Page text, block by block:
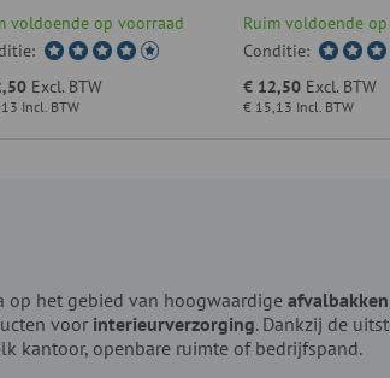
voldoende op voorraad
Incl. BTW
Excl. BTW
Ruim voldoende
Conditie:
€ 15,13 Incl. BTW
€ 12,50 Excl. BTW
op het gebied van hoogwaardige afvalbakken
voor interieurverzorging. Dankzij de
kantoor, openbare ruimte of bedrijfspand.